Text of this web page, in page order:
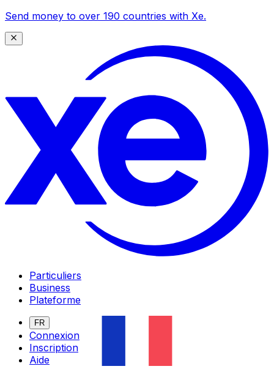
Send money to over 190 countries with Xe.
Particuliers
Business
Plateforme
FR
Connexion
Inscription
Aide